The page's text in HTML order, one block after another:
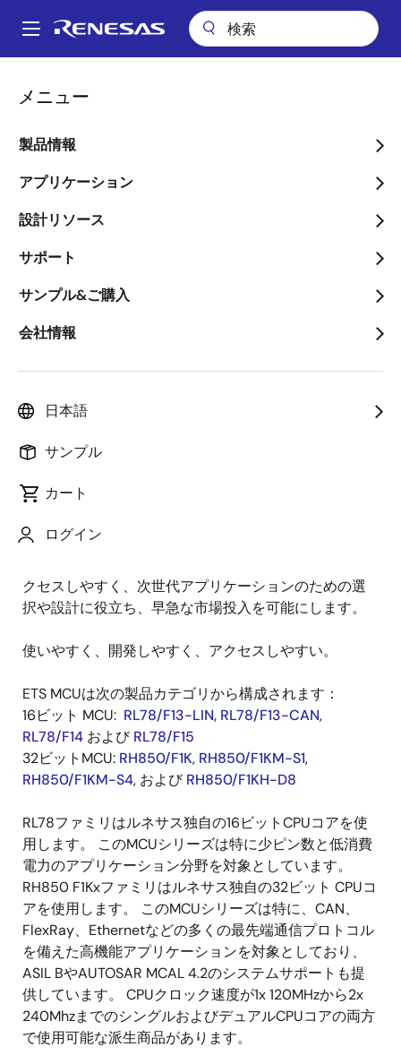
ン
Main
メニュー
製品情報
アプリケーション
設計リソース
サポート
サンプル&ご購入
会社情報
日本語
サンプル
カート
ログイン
パ
ン
く
ず
車載向けEasy-to-Start MCUが開発サイクルを加速
車載向けEasy-to-Start
MCUが開発サイクルを加速
画
Axel Kleinpaul
MCU）は、自動車用途の厳しい品質と信頼性の要件に
ーマアプリケーションの設計にもよく適しています。
厳選しました。また、ウェブサイトは各デバイスファ
クセスしやすく、次世代アプリケーションのための選
択や設計に役立ち、早急な市場投入を可能にします。
使いやすく、開発しやすく、アクセスしやすい。
ETS MCUは次の製品カテゴリから構成されます：
16ビット MCU: RL78/F13-LIN, RL78/F13-CAN,
RL78/F14 およびRL78/F15
32ビットMCU: RH850/F1K, RH850/F1KM-S1,
RH850/F1KM-S4, およびRH850/F1KH-D8
RL78ファミリはルネサス独自の16ビットCPUコアを使
用します。 このMCUシリーズは特に少ピン数と低消費
電力のアプリケーション分野を対象としています。
RH850 F1Kxファミリはルネサス独自の32ビット CPUコ
アを使用します。 このMCUシリーズは特に、CAN、
FlexRay、Ethernetなどの多くの最先端通信プロトコル
を備えた高機能アプリケーションを対象としており、
ASIL BやAUTOSAR MCAL 4.2のシステムサポートも提
供しています。 CPUクロック速度が1x 120MHzから2x
240MhzまでのシングルおよびデュアルCPUコアの両方
で使用可能な派生商品があります。